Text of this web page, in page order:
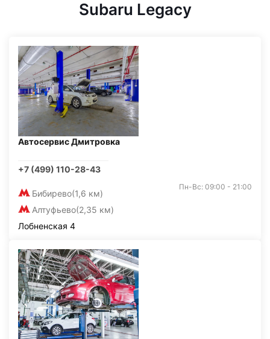
Subaru Legacy
Автосервис Дмитровка
+7 (499) 110-28-43
Бибирево(1,6 км)
Алтуфьево(2,35 км)
Пн-Вс: 09:00 - 21:00
Лобненская 4